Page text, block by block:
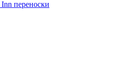
переноски